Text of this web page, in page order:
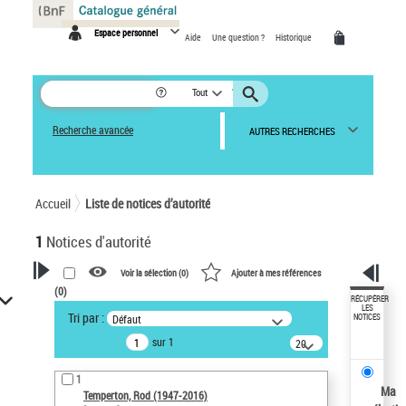
Espace personnel Aide Une question ? Historique
Tout
Recherche avancée AUTRES RECHERCHES
Accueil Liste de notices d’autorité
1 Notices d'autorité
VOTRE RECHERCHE
Recherche avancée dans les
notices d’autorité
Œuvres liées à l'auteur :
Temperton, Rod (1947-2016)
Voir la sélection (0) Ajouter à mes références
(0)
Tri par : Défaut
sur 1
20
résultats/page
1
Temperton, Rod (1947-2016)
RÉCUPÉRER
LES
NOTICES
Ma
Panneau de gestion des cookies